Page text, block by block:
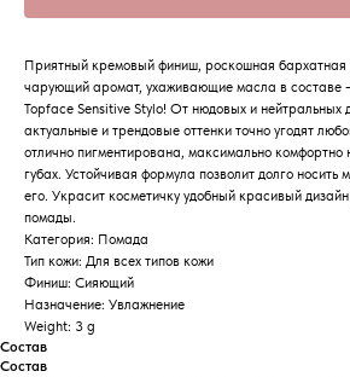
Приятный кремовый финиш, роскошная бархатная
чарующий аромат, ухаживающие масла в составе
Topface Sensitive Stylo! От нюдовых и нейтральных
актуальные и трендовые оттенки точно угодят
отлично пигментирована, максимально комфортно
губах. Устойчивая формула позволит долго носить
его. Украсит косметичку удобный красивый
помады.
Категория: Помада
Тип кожи: Для всех типов кожи
Финиш: Сияющий
Назначение: Увлажнение
Weight: 3 g
Состав
Состав